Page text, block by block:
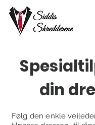
din
Følg den enkle